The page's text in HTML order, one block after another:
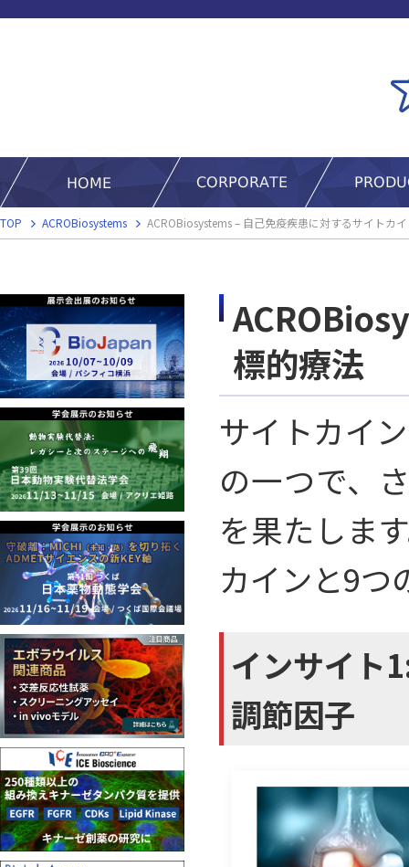
TOP ACROBiosystems ACROBiosystems – 自己免疫疾患に対するサイトカ
標的療法
サイトカイ
の一つで、
を果たしま
カインと9つ
インサイト
調節因子